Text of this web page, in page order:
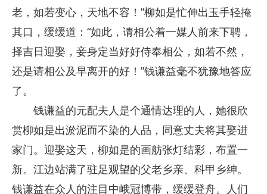
老，如若变心，天地不容！”柳如是忙伸出玉手轻掩
其口，缓缓道：“如此，请相公着一媒人前来下聘，
择吉日迎娶，妾身定当好好侍奉相公，如若不然，
还是请相公及早离开的好！”钱谦益毫不犹豫地答应
了。
钱谦益的元配夫人是个通情达理的人，她很欣
赏柳如是出淤泥而不染的人品，同意丈夫将其娶进
家门。迎娶这天，柳如是的画舫张灯结彩，布置一
新。江边站满了驻足观望的父老乡亲、科甲乡绅。
钱谦益在众人的注目中峨冠博带，缓缓登舟。人们